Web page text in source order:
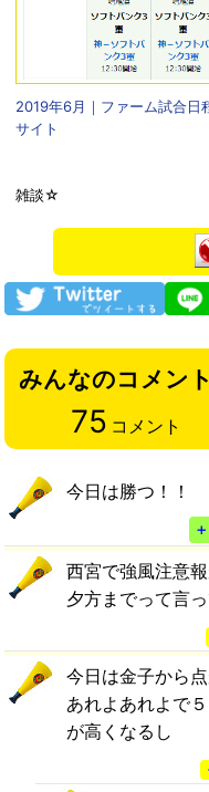
2019年6月｜ファーム試合日
サイト
雑談☆
みんなのコメント
75 コメント
今日は勝つ！！
西宮で強風注意
夕方までって言
今日は金子から
あれよあれよで
が高くなるし